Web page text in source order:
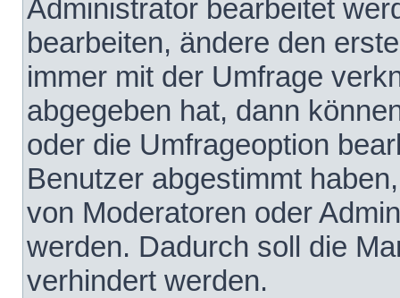
Administrator bearbeitet
bearbeiten, ändere den
immer mit der Umfrage
abgegeben hat, dann
oder die Umfrageoption
Benutzer abgestimmt
von Moderatoren oder
werden. Dadurch soll die
verhindert werden.